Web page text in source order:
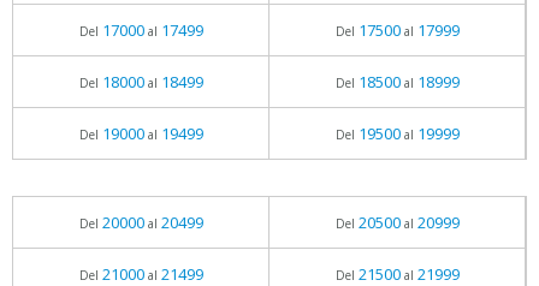
Del 17000al 17499 Del 17500al 17999
Del 18000al 18499 Del 18500al 18999
Del 19000al 19499 Del 19500al 19999
Del 20000al 20499 Del 20500al 20999
Del 21000al 21499 Del 21500al 21999